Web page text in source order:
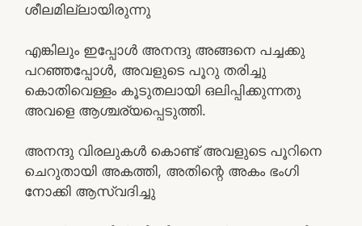
ശീലമില്ലായിരുന്നു
എങ്കിലും ഇപ്പോൾ അനന്ദു അങ്ങനെ പച്ചക്കു
പറഞ്ഞപ്പോൾ, അവളുടെ പൂറു തരിച്ചു
കൊതിവെള്ളം കൂടുതലായി ഒലിപ്പിക്കുന്നതു
അവളെ ആശ്ചര്യപ്പെടുത്തി.
അനന്ദു വിരലുകൾ കൊണ്ട് അവളുടെ പൂറിനെ
ചെറുതായി അകത്തി, അതിന്റെ അകം ഭംഗി
നോക്കി ആസ്വദിച്ചു